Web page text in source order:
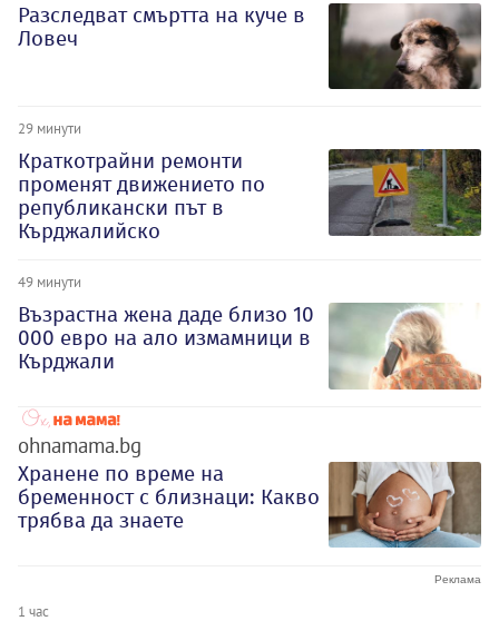
Разследват смъртта на куче в
Ловеч
29 минути
Краткотрайни ремонти
променят движението по
републикански път в
Кърджалийско
49 минути
Възрастна жена даде близо 10
000 евро на ало измамници в
Кърджали
ohnamama.bg
Хранене по време на
бременност с близнаци: Какво
трябва да знаете
1 час